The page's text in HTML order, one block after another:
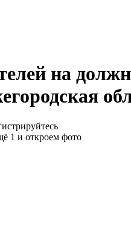
на
1 и откроем фото